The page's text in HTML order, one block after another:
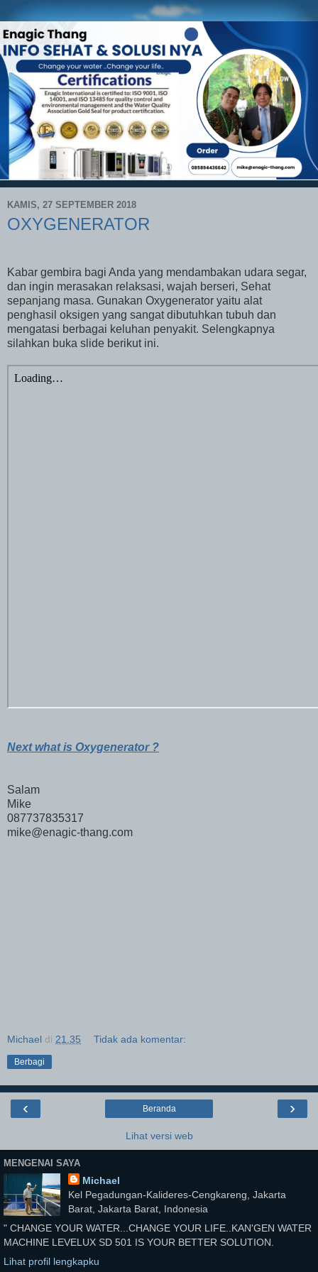
KAMIS, 27 SEPTEMBER 2018
OXYGENERATOR
Kabar gembira bagi Anda yang mendambakan udara segar,
dan ingin merasakan relaksasi, wajah berseri, Sehat
sepanjang masa. Gunakan Oxygenerator yaitu alat
penghasil oksigen yang sangat dibutuhkan tubuh dan
mengatasi berbagai keluhan penyakit. Selengkapnya
silahkan buka slide berikut ini.
Next what is Oxygenerator ?
Salam
Mike
087737835317
mike@enagic-thang.com
Michael di 21.35 Tidak ada komentar:
Berbagi
‹ ›
Beranda
Lihat versi web
MENGENAI SAYA
Michael
Kel Pegadungan-Kalideres-Cengkareng, Jakarta
Barat, Jakarta Barat, Indonesia
" CHANGE YOUR WATER...CHANGE YOUR LIFE..KAN'GEN WATER
MACHINE LEVELUX SD 501 IS YOUR BETTER SOLUTION.
Lihat profil lengkapku